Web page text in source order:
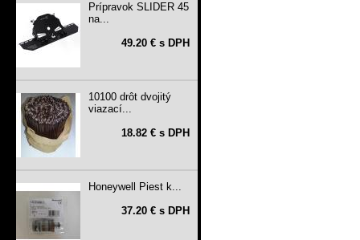
Prípravok SLIDER 45
na...
49.20 € s DPH
10100 drôt dvojitý
viazací...
18.82 € s DPH
Honeywell Piest k...
37.20 € s DPH